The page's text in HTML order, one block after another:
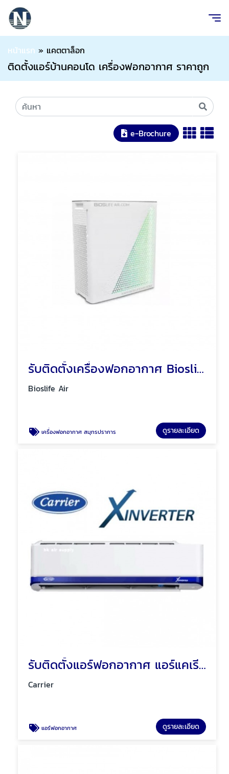
หน้าแรก » แคตตาล็อก
ติดตั้งแอร์บ้านคอนโด เครื่องฟอกอากาศ ราคาถูก
e-Brochure
รับติดตั้งเครื่องฟอกอากาศ Bioslife Air
Bioslife Air
เครื่องฟอกอากาศ สมุทรปราการ ดูรายละเอียด
รับติดตั้งแอร์ฟอกอากาศ แอร์แคเรียร์
Carrier
แอร์ฟอกอากาศ ดูรายละเอียด